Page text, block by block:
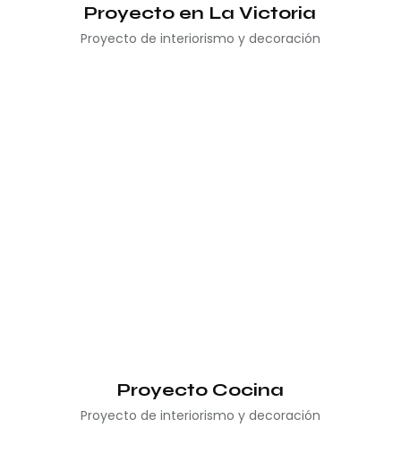
Proyecto en La Victoria
Proyecto de interiorismo y decoración
Proyecto Cocina
Proyecto de interiorismo y decoración